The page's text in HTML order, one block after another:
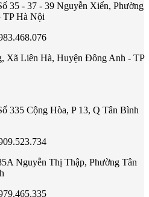
35 - 37 - 39 Nguyễn Xiển, Phường
TP Hà Nội
Xã Liên Hà, Huyện Đông Anh - TP
335 Cộng Hòa, P 13, Q Tân Bình
Nguyễn Thị Thập, Phường Tân